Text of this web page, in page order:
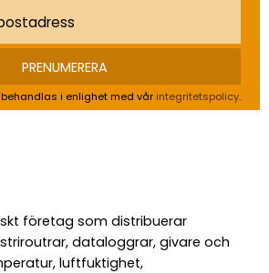
PRENUMERERA
i enlighet med vår integritetspolicy.
företag som distribuerar
dataloggrar, givare och
luftfuktighet,